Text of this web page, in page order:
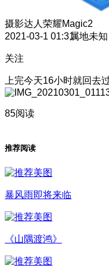
摄影达人 荣耀Magic2
2021-03-1 01:31属地未知
关注
上完今天16小时就回去
85阅读
推荐阅读
暴风雨即将来临
《山隅渡鸿》